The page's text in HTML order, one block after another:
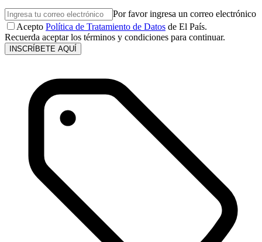
Por favor ingresa un correo electrónico
Acepto Política de Tratamiento de Datos de El País.
Recuerda aceptar los términos y condiciones para continuar.
INSCRÍBETE AQUÍ